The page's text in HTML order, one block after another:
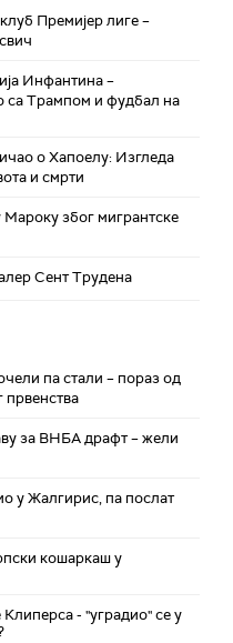
Премијер лиге –
Инфантина –
са Трампом и фудбал на
о Хапоелу: Изгледа
и смрти
због мигрантске
Сент Трудена
па стали – пораз од
првенства
за ВНБА драфт – жели
у Жалгирис, па послат
кошаркаш у
- "уградио" се у